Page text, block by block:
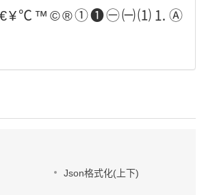
㊀㈠⑴⒈Ⓐ
Json格式化(上下)